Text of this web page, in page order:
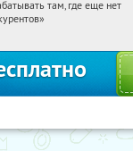
там, где еще нет